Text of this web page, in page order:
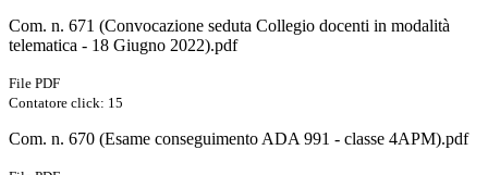
Com. n. 671 (Convocazione seduta Collegio docenti in modalità
telematica - 18 Giugno 2022).pdf
File PDF
Contatore click: 15
Com. n. 670 (Esame conseguimento ADA 991 - classe 4APM).pdf